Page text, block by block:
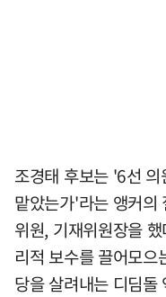
조경태 후보는 '6선
맡았는가'라는 앵커
위원, 기재위원장을
리적 보수를 끌어모
당을 살려내는 디딤